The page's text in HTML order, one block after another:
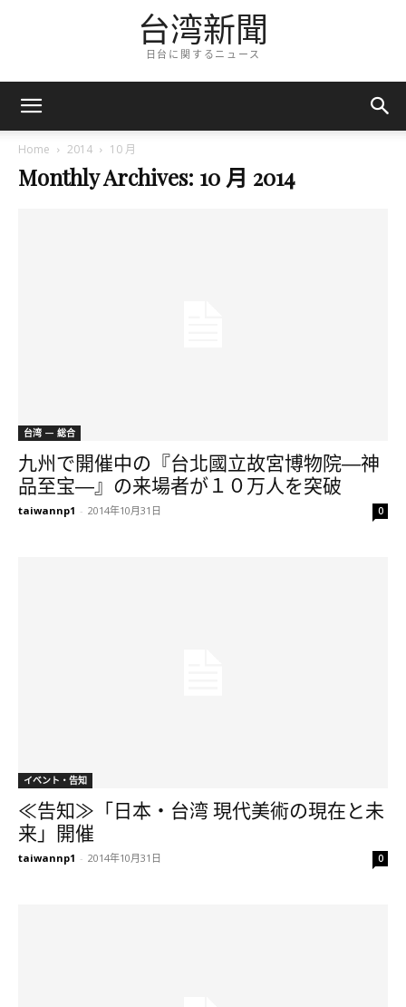
台湾新聞
日台に関するニュース
Home 2014 10 月
Monthly Archives: 10 月 2014
台湾 — 総合
九州で開催中の『台北國立故宮博物院―神
品至宝―』の来場者が１０万人を突破
taiwannp1 - 2014年10月31日 0
イベント・告知
≪告知≫「日本・台湾 現代美術の現在と未
来」開催
taiwannp1 - 2014年10月31日 0